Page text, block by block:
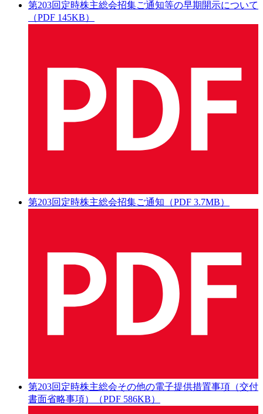
第203回定時株主総会招集ご通知等の早期開示について
（PDF 145KB）
第203回定時株主総会招集ご通知（PDF 3.7MB）
第203回定時株主総会その他の電子提供措置事項（交付
書面省略事項）（PDF 586KB）